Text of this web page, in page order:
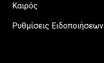
Καιρός
Ρυθμίσεις Ειδοποιήσεων